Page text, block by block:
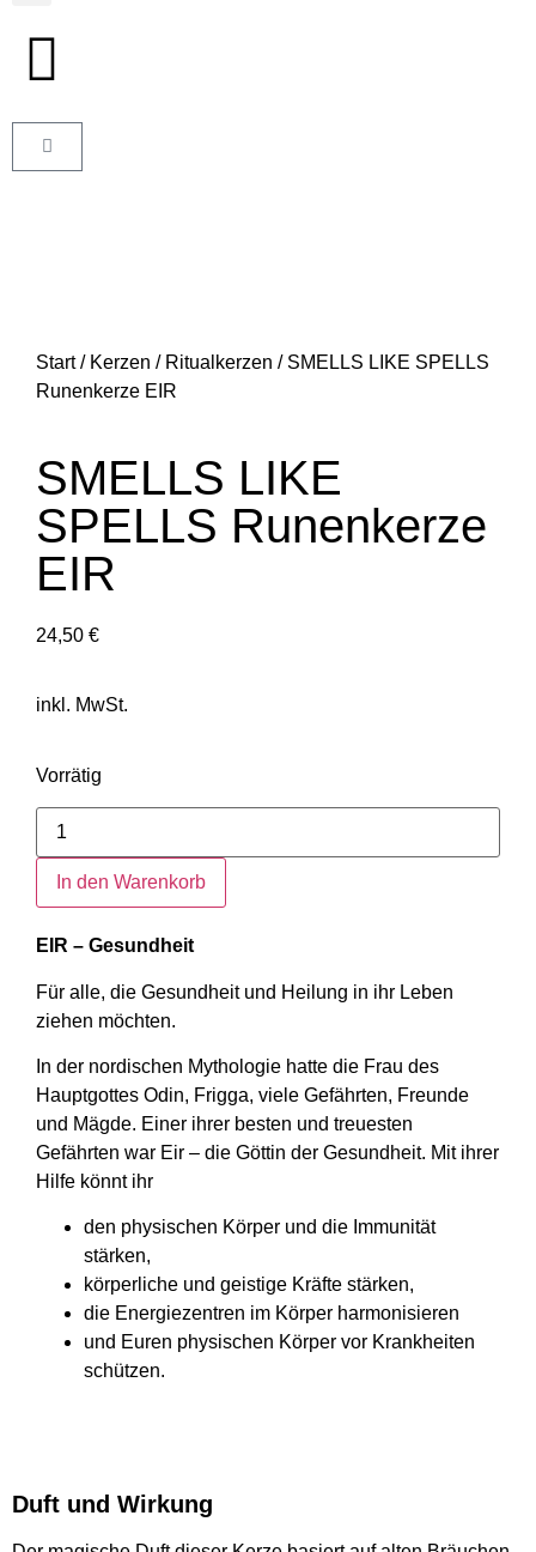
Start/ Kerzen / Ritualkerzen / SMELLS LIKE SPELLS
Runenkerze EIR
SMELLS LIKE
SPELLS Runenkerze
EIR
24,50 €
inkl. MwSt.
Vorrätig
In den Warenkorb
EIR – Gesundheit
Für alle, die Gesundheit und Heilung in ihr Leben
ziehen möchten.
In der nordischen Mythologie hatte die Frau des
Hauptgottes Odin, Frigga, viele Gefährten, Freunde
und Mägde. Einer ihrer besten und treuesten
Gefährten war Eir – die Göttin der Gesundheit. Mit ihrer
Hilfe könnt ihr
den physischen Körper und die Immunität
stärken,
körperliche und geistige Kräfte stärken,
die Energiezentren im Körper harmonisieren
und Euren physischen Körper vor Krankheiten
schützen.
Duft und Wirkung